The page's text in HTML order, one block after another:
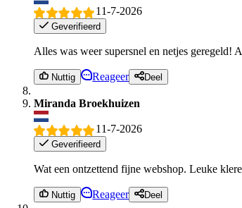
11-7-2026
Geverifieerd
Alles was weer supersnel en netjes geregeld!
Nuttig Reageer Deel
Miranda Broekhuizen
11-7-2026
Geverifieerd
Wat een ontzettend fijne webshop. Leuke
Nuttig Reageer Deel